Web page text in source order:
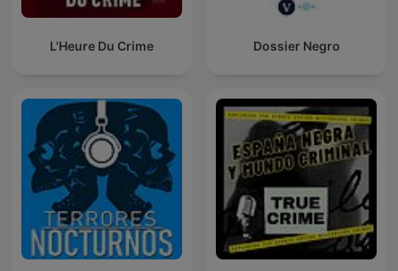
L'Heure Du Crime Dossier Negro